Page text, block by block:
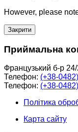
However, please
Закрити
Приймальна
Французький б-р
Телефон: (+38-
Телефон: (+38-
Політика
Карта сайту